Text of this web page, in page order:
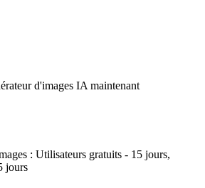
d'images IA maintenant
: Utilisateurs gratuits - 15 jours,
jours